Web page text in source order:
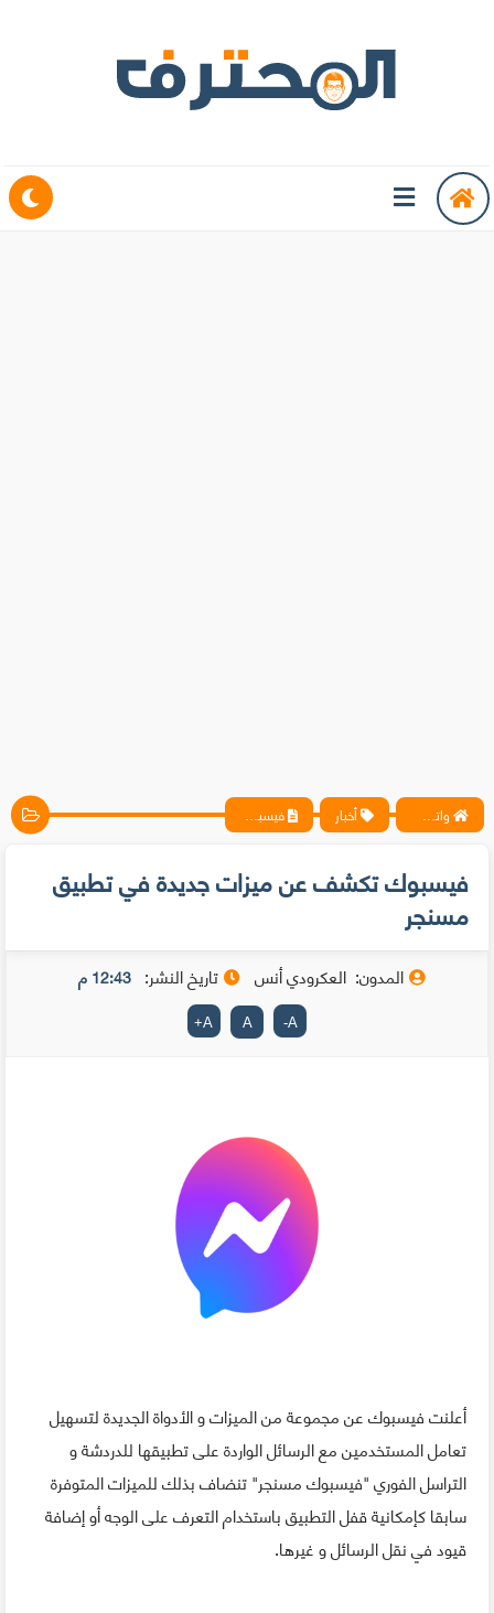
واتس آب ، فيسبوك ، أنترنت ، شروحات تقنية حصرية - المحترف أخبار فيسبوك تكشف عن ميزات جديدة في تطبيق مسنجر
فيسبوك تكشف عن ميزات جديدة في تطبيق
مسنجر
المدون: العكرودي أنس تاريخ النشر: 12:43 م
A
-
A
A
+
أعلنت فيسبوك عن مجموعة من الميزات و الأدواة الجديدة لتسهيل
تعامل المستخدمين مع الرسائل الواردة على تطبيقها للدردشة و
التراسل الفوري "فيسبوك مسنجر" تنضاف بذلك للميزات المتوفرة
سابقا كإمكانية قفل التطبيق باستخدام التعرف على الوجه أو إضافة
قيود في نقل الرسائل و غيرها.